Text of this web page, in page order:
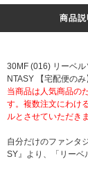
商品説
30MF (016) リーベ
NTASY 【宅配便のみ
当商品は人気商品の
す。複数注文にわけ
ルとさせていただき
自分だけのファンタ
SY』より、「リーベ